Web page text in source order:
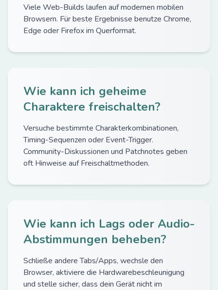
Viele Web-Builds laufen auf modernen mobilen
Browsern. Für beste Ergebnisse benutze Chrome,
Edge oder Firefox im Querformat.
Wie kann ich geheime
Charaktere freischalten?
Versuche bestimmte Charakterkombinationen,
Timing-Sequenzen oder Event-Trigger.
Community-Diskussionen und Patchnotes geben
oft Hinweise auf Freischaltmethoden.
Wie kann ich Lags oder Audio-
Abstimmungen beheben?
Schließe andere Tabs/Apps, wechsle den
Browser, aktiviere die Hardwarebeschleunigung
und stelle sicher, dass dein Gerät nicht im